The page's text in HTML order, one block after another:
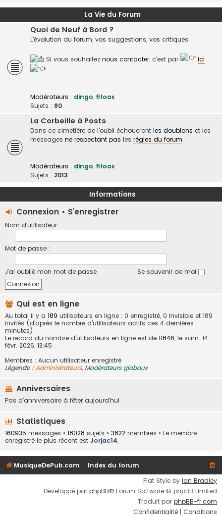
La Vie du Forum
Quoi de Neuf à Bord ?
L'évolution du forum, vos suggestions, vos critiques.
Si vous souhaitez nous contacter, c'est par ici
Modérateurs : dingo, fifoox
Sujets : 80
La Corbeille à Posts
Dans ce cimetière de l'oubli échoueront les doublons et les
messages ne respectant pas les règles du forum
Modérateurs : dingo, fifoox
Sujets : 2013
Informations
Connexion • S’enregistrer
Nom d’utilisateur :
Mot de passe :
J’ai oublié mon mot de passe Se souvenir de moi
Qui est en ligne
Au total il y a 189 utilisateurs en ligne : 0 enregistré, 0 invisible et 189
invités (d’après le nombre d’utilisateurs actifs ces 4 dernières
minutes)
Le record du nombre d’utilisateurs en ligne est de 11846, le sam. 14
févr. 2026, 13:45
Membres : Aucun utilisateur enregistré
Légende : Administrateurs, Modérateurs globaux
Anniversaires
Pas d’anniversaire à fêter aujourd’hui
Statistiques
160935 messages • 18028 sujets • 3822 membres • Le membre
enregistré le plus récent est Jorjac14.
MusiqueDePub.com
Index du forum
Flat Style by Ian Bradley
Développé par phpBB® Forum Software © phpBB Limited
Traduit par phpBB-fr.com
Confidentialité | Conditions